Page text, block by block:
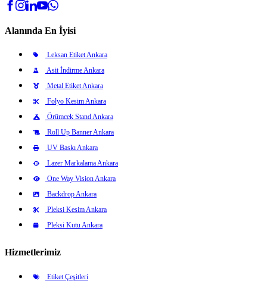
Alanında En İyisi
Leksan Etiket Ankara
Asit İndirme Ankara
Metal Etiket Ankara
Folyo Kesim Ankara
Örümcek Stand Ankara
Roll Up Banner Ankara
UV Baskı Ankara
Lazer Markalama Ankara
One Way Vision Ankara
Backdrop Ankara
Pleksi Kesim Ankara
Pleksi Kutu Ankara
Hizmetlerimiz
Etiket Çeşitleri